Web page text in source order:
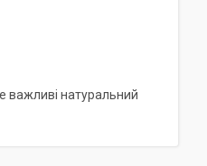
важливі натуральний